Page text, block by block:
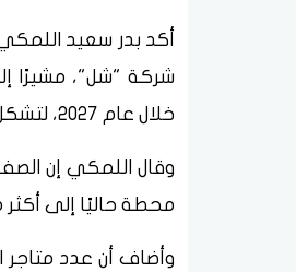
أكد بدر سعيد
شركة "شل"، مشيرًا
خلال عام 2027، لتشكل خطوة استراتيجية تعزز النمو التشغيلي والمالي للشركة.
محطة حاليًا إلى أكثر من 1600 محطة، بما يمثل نموًا